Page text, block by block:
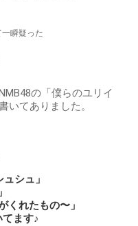
瞬疑った
の「僕らのユリイ
いてありました。
シュ」
れたもの〜」
ます♪